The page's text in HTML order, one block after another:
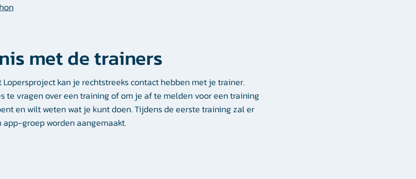
met de trainers
kan je rechtstreeks contact hebben met je trainer.
te vragen over een training of om je af te melden voor een training
en wilt weten wat je kunt doen. Tijdens de eerste training zal er
groep worden aangemaakt.